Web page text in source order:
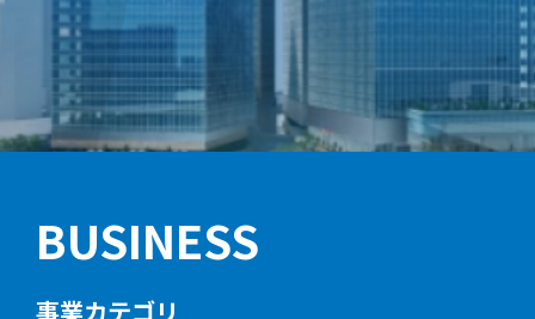
BUSINESS
事業カテゴリ